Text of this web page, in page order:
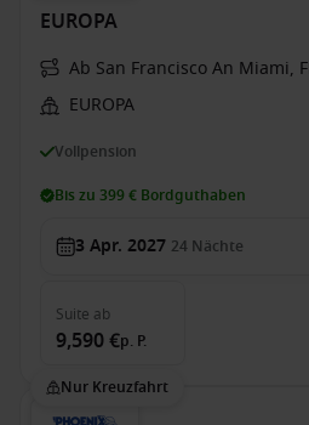
EUROPA
Ab San Francisco An Miami,
EUROPA
Vollpension
Bis zu 399 € Bordguthaben
3 Apr. 2027 24 Nächte
Suite ab
9,590 €p. P.
Nur Kreuzfahrt